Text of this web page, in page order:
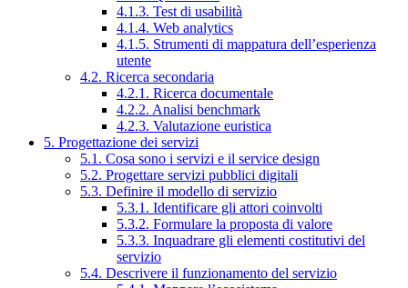
4.1.3. Test di usabilità
4.1.4. Web analytics
4.1.5. Strumenti di mappatura dell’esperienza
utente
4.2. Ricerca secondaria
4.2.1. Ricerca documentale
4.2.2. Analisi benchmark
4.2.3. Valutazione euristica
5. Progettazione dei servizi
5.1. Cosa sono i servizi e il service design
5.2. Progettare servizi pubblici digitali
5.3. Definire il modello di servizio
5.3.1. Identificare gli attori coinvolti
5.3.2. Formulare la proposta di valore
5.3.3. Inquadrare gli elementi costitutivi del
servizio
5.4. Descrivere il funzionamento del servizio